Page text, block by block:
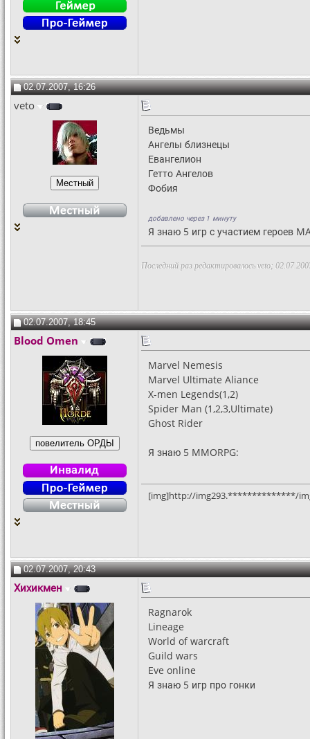
02.07.2007, 16:26
veto
Ведьмы
Ангелы близнецы
Евангелион
Гетто Ангелов
Фобия
добавлено через 1 минуту
Я знаю 5 игр с участием героев
Последний раз редактировалось veto;
02.07.2007, 18:45
Blood Omen
Marvel Nemesis
Marvel Ultimate Aliance
X-men Legends(1,2)
Spider Man (1,2,3,Ultimate)
Ghost Rider
Я знаю 5 MMORPG:
[img]http://img293.**************/
02.07.2007, 20:43
Хихикмен
Ragnarok
Lineage
World of warcraft
Guild wars
Eve online
Я знаю 5 игр про гонки